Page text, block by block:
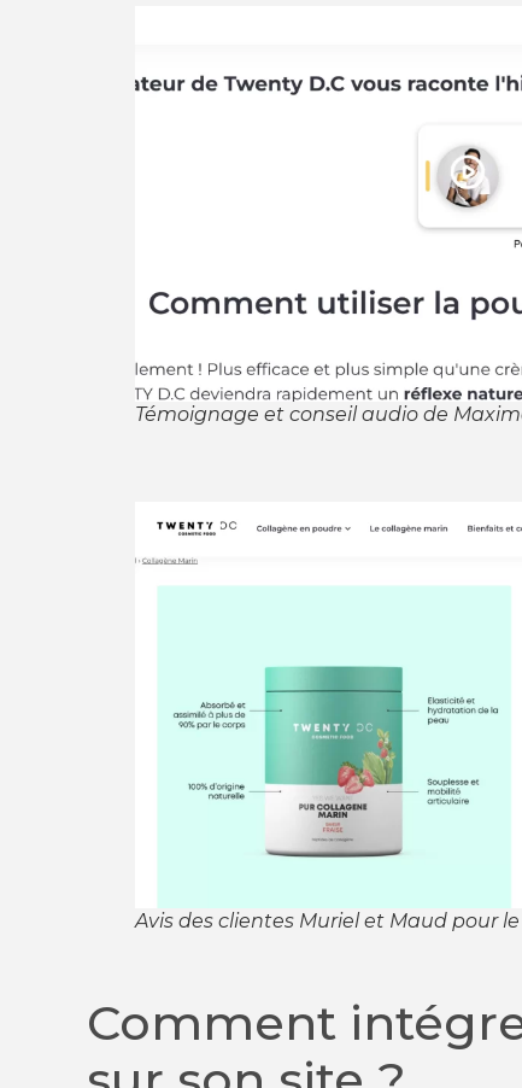
Témoignage et conseil audio de
Avis des clientes Muriel et Maud pour
Comment